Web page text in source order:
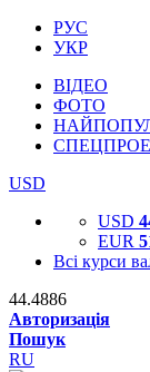
РУС
УКР
ВІДЕО
ФОТО
USD
USD
EUR
Всі курси
44.4886
Авторизація
Пошук
RU